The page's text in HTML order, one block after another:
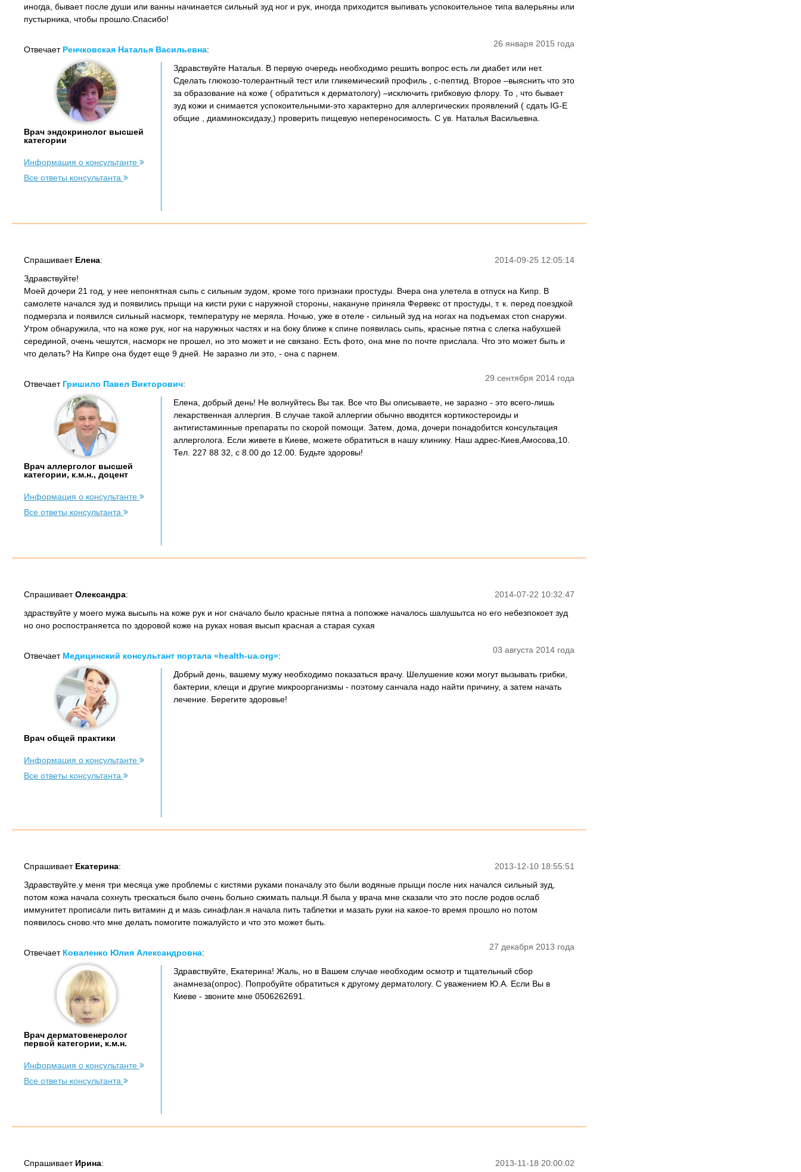
иногда, бывает после души или ванны начинается сильный зуд ног и рук, иногда приходится выпивать успокоительное типа валерьяны или
пустырника, чтобы прошло.Спасибо!
26 января 2015 года
Отвечает Ренчковская Наталья Васильевна:
Врач эндокринолог высшей
категории
Информация о консультанте
Все ответы консультанта
Здравствуйте Наталья. В первую очередь необходимо решить вопрос есть ли диабет или нет.
Сделать глюкозо-толерантный тест или гликемический профиль , с-пептид. Второе –выяснить что это
за образование на коже ( обратиться к дерматологу) –исключить грибковую флору. То , что бывает
зуд кожи и снимается успокоительными-это характерно для аллергических проявлений ( сдать IG-E
общие , диаминоксидазу,) проверить пищевую непереносимость. С ув. Наталья Васильевна.
2014-09-25 12:05:14
Спрашивает Елена:
Здравствуйте!
Моей дочери 21 год, у нее непонятная сыпь с сильным зудом, кроме того признаки простуды. Вчера она улетела в отпуск на Кипр. В
самолете начался зуд и появились прыщи на кисти руки с наружной стороны, накануне приняла Фервекс от простуды, т. к. перед поездкой
подмерзла и появился сильный насморк, температуру не меряла. Ночью, уже в отеле - сильный зуд на ногах на подъемах стоп снаружи.
Утром обнаружила, что на коже рук, ног на наружных частях и на боку ближе к спине появилась сыпь, красные пятна с слегка набухшей
серединой, очень чешутся, насморк не прошел, но это может и не связано. Есть фото, она мне по почте прислала. Что это может быть и
что делать? На Кипре она будет еще 9 дней. Не заразно ли это, - она с парнем.
29 сентября 2014 года
Отвечает Гришило Павел Викторович:
Врач аллерголог высшей
категории, к.м.н., доцент
Информация о консультанте
Все ответы консультанта
Елена, добрый день! Не волнуйтесь Вы так. Все что Вы описываете, не заразно - это всего-лишь
лекарственная аллергия. В случае такой аллергии обычно вводятся кортикостероиды и
антигистаминные препараты по скорой помощи. Затем, дома, дочери понадобится консультация
аллерголога. Если живете в Киеве, можете обратиться в нашу клинику. Наш адрес-Киев,Амосова,10.
Тел. 227 88 32, с 8.00 до 12.00. Будьте здоровы!
2014-07-22 10:32:47
СпрашиваетОлександра:
здраствуйте у моего мужа высыпь на коже рук и ног сначало было красные пятна а попожже началось шалушытса но его небезпокоет зуд
но оно роспостраняетса по здоровой коже на руках новая высып красная а старая сухая
03 августа 2014 года
Отвечает Медицинский консультант портала «health-ua.org»:
Врач общей практики
Информация о консультанте
Все ответы консультанта
Добрый день, вашему мужу необходимо показаться врачу. Шелушение кожи могут вызывать грибки,
бактерии, клещи и другие микроорганизмы - поэтому санчала надо найти причину, а затем начать
лечение. Берегите здоровье!
2013-12-10 18:55:51
Спрашивает Екатерина:
Здравствуйте.у меня три месяца уже проблемы с кистями руками поначалу это были водяные прыщи после них начался сильный зуд,
потом кожа начала сохнуть трескаться было очень больно сжимать пальци.Я была у врача мне сказали что это после родов ослаб
иммунитет прописали пить витамин д и мазь синафлан.я начала пить таблетки и мазать руки на какое-то время прошло но потом
появилось сново.что мне делать помогите пожалуйсто и что это может быть.
27 декабря 2013 года
Отвечает Коваленко Юлия Александровна:
Врач дерматовенеролог
первой категории, к.м.н.
Информация о консультанте
Все ответы консультанта
Здравствуйте, Екатерина! Жаль, но в Вашем случае необходим осмотр и тщательный сбор
анамнеза(опрос). Попробуйте обратиться к другому дерматологу. С уважением Ю.А. Если Вы в
Киеве - звоните мне 0506262691.
2013-11-18 20:00:02
Спрашивает Ирина: